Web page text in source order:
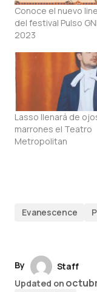
Conoce el nuevo
del festival Pulso
2023
Lasso llenará de
marrones el Teatro
Metropolitan
Evanescence
By
Staff
Updated on